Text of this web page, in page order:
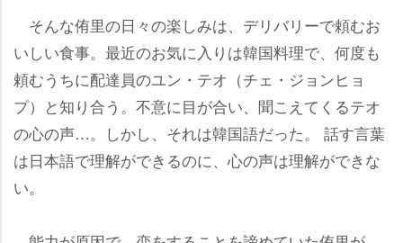
そんな侑里の日々の楽しみは、デリバリーで頼むお
いしい食事。最近のお気に入りは韓国料理で、何度も
頼むうちに配達員のユン・テオ（チェ・ジョンヒョ
プ）と知り合う。不意に目が合い、聞こえてくるテオ
の心の声…。しかし、それは韓国語だった。 話す言葉
は日本語で理解ができるのに、心の声は理解ができな
い。